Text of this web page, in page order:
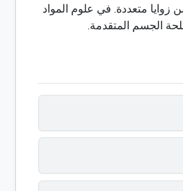
متعددة. في علوم المواد
الجسم المتقدمة.